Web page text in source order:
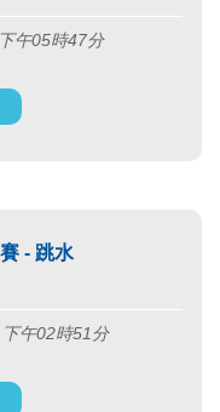
午05時47分
- 跳水
午02時51分